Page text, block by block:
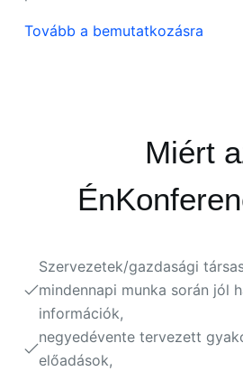
Tovább a bemutatkozásra
Miért
Szervezetek/gazdasági
mindennapi munka során jól
információk,
negyedévente tervezett
előadások,